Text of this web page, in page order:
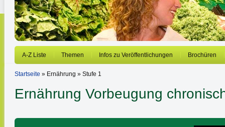
A-Z Liste Themen Infos zu Veröffentlichungen Brochüren
Startseite » Ernährung » Stufe 1
Ernährung Vorbeugung